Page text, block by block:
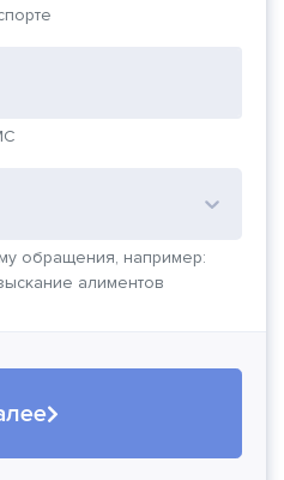
обращения, например:
алиментов